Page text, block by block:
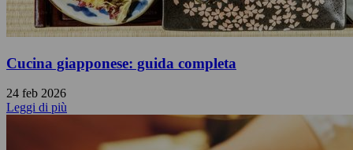
Cucina giapponese: guida completa
24 feb 2026
Leggi di più